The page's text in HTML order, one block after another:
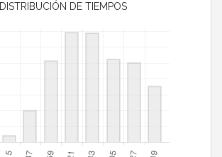
DISTRIBUCIÓN DE TIEMPOS